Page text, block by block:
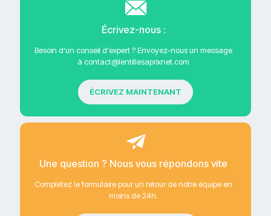
Écrivez-nous :
Besoin d'un conseil d'expert ? Envoyez-nous un message
à contact@lentillesaprixnet.com
ÉCRIVEZ MAINTENANT
Une question ? Nous vous répondons vite
Complétez le formulaire pour un retour de notre équipe en
moins de 24h.